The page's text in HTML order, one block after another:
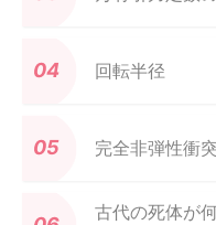
回転半径
完全非弾性衝突
古代の死体が